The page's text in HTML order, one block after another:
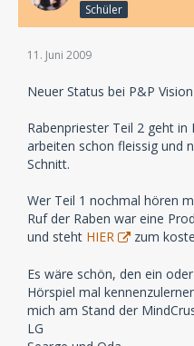
Schüler
11. Juni 2009
Neuer Status bei P&P Vision
Rabenpriester Teil 2 geht
arbeiten schon fleissig und
Schnitt.
Wer Teil 1 nochmal hören
Ruf der Raben war eine
und steht HIER zum
Es wäre schön, den ein
Hörspiel mal
mich am Stand der
LG